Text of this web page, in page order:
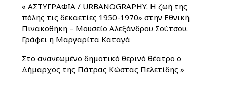
«ΑΣΤΥΓΡΑΦΙΑ / URBANOGRAPHY. Η ζωή της
πόλης τις δεκαετίες 1950-1970» στην Εθνική
Πινακοθήκη – Μουσείο Αλεξάνδρου Σούτσου.
Γράφει η Μαργαρίτα Καταγά
Στο ανανεωμένο δημοτικό θερινό θέατρο ο
Δήμαρχος της Πάτρας Κώστας Πελετίδης »